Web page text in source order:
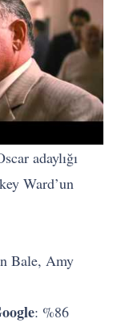
adaylığı
Ward’un
Bale, Amy
: %86